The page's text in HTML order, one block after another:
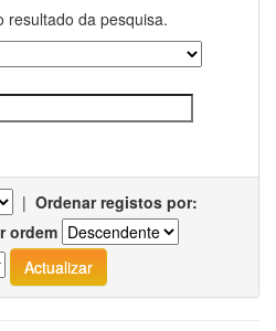
resultado da pesquisa.
| Ordenar registos por:
ordem